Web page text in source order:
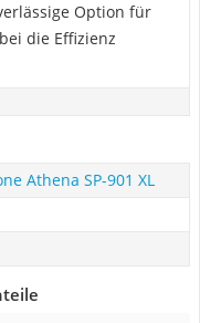
Option für
die Effizienz
Athena SP-901 XL